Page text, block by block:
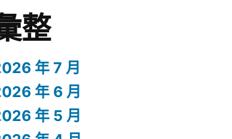
整
年 7 月
年 6 月
年 5 月